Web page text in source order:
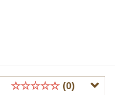
☆☆☆☆☆ (0)